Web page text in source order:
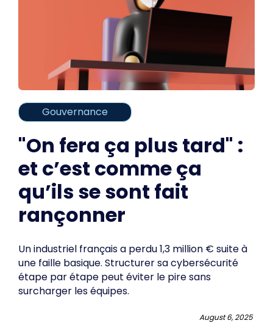
Gouvernance
"On fera ça plus tard" :
et c’est comme ça
qu’ils se sont fait
rançonner
Un industriel français a perdu 1,3 million € suite à
une faille basique. Structurer sa cybersécurité
étape par étape peut éviter le pire sans
surcharger les équipes.
August 6, 2025